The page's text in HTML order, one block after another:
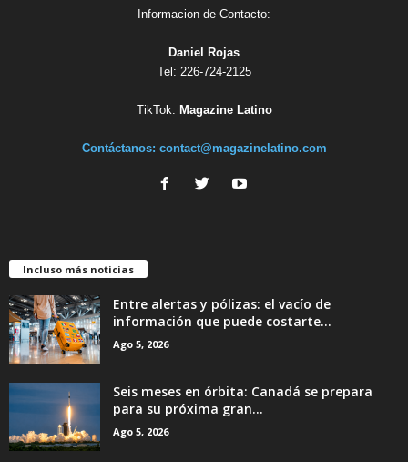
Informacion de Contacto:
Daniel Rojas
Tel: 226-724-2125
TikTok: Magazine Latino
Contáctanos: contact@magazinelatino.com
Incluso más noticias
Entre alertas y pólizas: el vacío de
información que puede costarte...
Ago 5, 2026
Seis meses en órbita: Canadá se prepara
para su próxima gran...
Ago 5, 2026